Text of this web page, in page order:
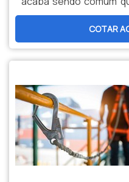
delas demande o uso
Aliás, é justamente
surge a – alta –
rebobinamento de
MOTORESNo que
de rebobinamento de
COTAR